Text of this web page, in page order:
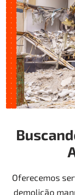
Oferecemos
demolição